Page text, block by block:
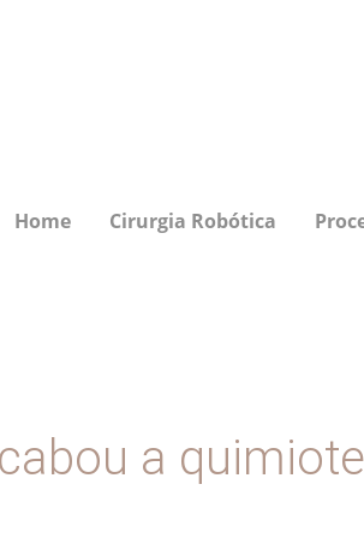
Home Cirurgia Robótica
a